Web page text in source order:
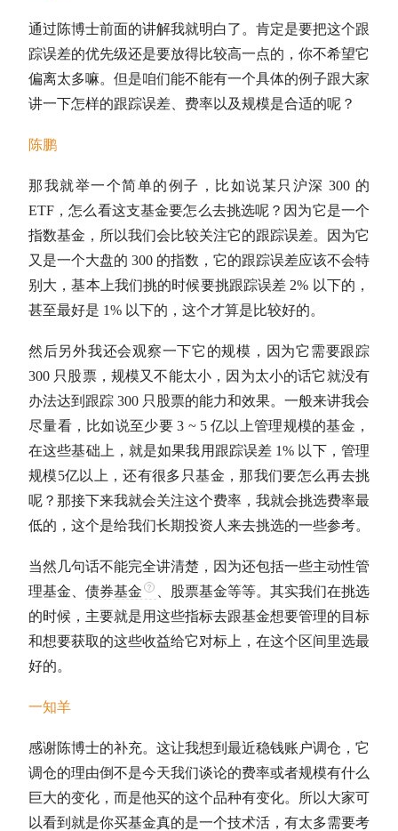
通过陈博士前面的讲解我就明白了。肯定是要把这个跟
踪误差的优先级还是要放得比较高一点的，你不希望它
偏离太多嘛。但是咱们能不能有一个具体的例子跟大家
讲一下怎样的跟踪误差、费率以及规模是合适的呢？
陈鹏
那我就举一个简单的例子，比如说某只沪深 300 的
ETF，怎么看这支基金要怎么去挑选呢？因为它是一个
指数基金 ，所以我们会比较关注它的跟踪误差。因为它
又是一个大盘的 300 的指数，它的跟踪误差应该不会特
别大，基本上我们挑的时候要挑跟踪误差 2% 以下的，
甚至最好是 1% 以下的，这个才算是比较好的。
然后另外我还会观察一下它的规模，因为它需要跟踪
300 只股票，规模又不能太小，因为太小的话它就没有
办法达到跟踪 300 只股票的能力和效果。 一般来讲我会
尽量看，比如说至少要 3 ~ 5 亿以上管理规模的基金，
在这些基础上，就是如果我用跟踪误差 1% 以下，管理
规模5亿以上，还有很多只基金，那我们要怎么再去挑
呢？那接下来我就会关注这个费率，我就会挑选费率最
低的，这个是给我们长期投资 人来去挑选的一些参考。
当然几句话不能完全讲清楚，因为还包括一些主动性管
理基金、 债券基金
、股票基金等等。其实我们在挑选
的时候，主要就是用这些指标去跟基金想要管理的目标
和想要获取的这些收益给它对标上，在这个区间里选最
好的。
一知羊
感谢陈博士的补充。这让我想到最近稳钱账户调仓，它
调仓的理由倒不是今天我们谈论的费率或者规模有什么
巨大的变化，而是他买的这个品种有变化。所以大家可
以看到就是你买基金真的是一个技术活，有太多需要考